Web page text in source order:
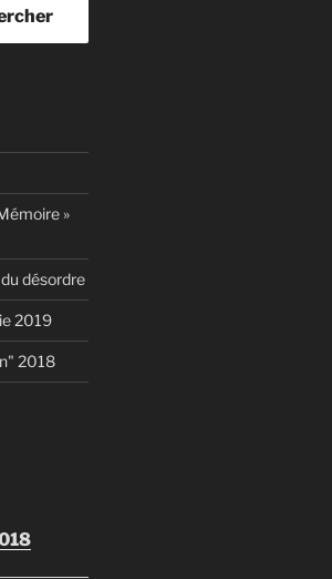
»
désordre
2019
2018